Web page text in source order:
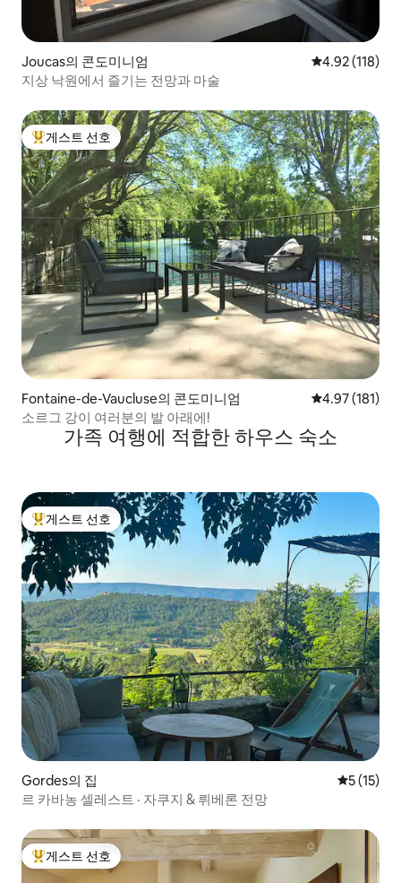
Joucas의 콘도미니엄 평점 4.92점(5
4.92 (118)
지상 낙원에서 즐기는 전망과 마술
상위 게스트 선호
게스트 선호
Fontaine-de-Vaucluse의 콘도미니엄 평점 4.97점(5
4.97 (181)
소르그 강이 여러분의 발 아래에!
가족 여행에 적합한 하우스 숙소
상위 게스트 선호
게스트 선호
Gordes의 집 평점 5점
5 (15)
르 카바농 셀레스트 · 자쿠지 & 뤼베론 전망
상위 게스트 선호
게스트 선호